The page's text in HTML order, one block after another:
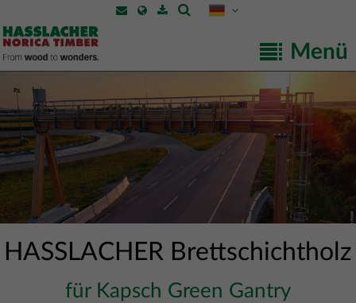
Menü
HASSLACHER Brettschichtholz
für Kapsch Green Gantry